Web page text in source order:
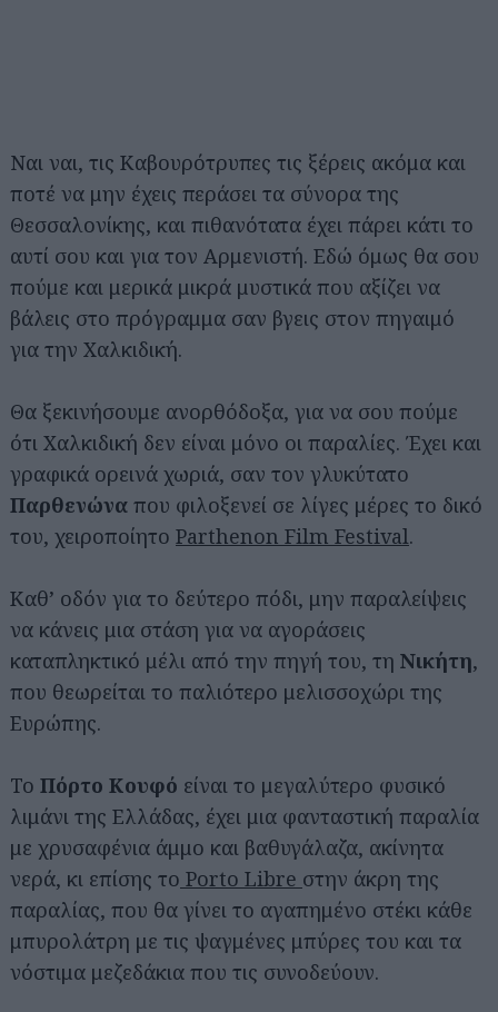
Ναι ναι, τις Καβουρότρυπες τις ξέρεις ακόμα και
ποτέ να μην έχεις περάσει τα σύνορα της
Θεσσαλονίκης, και πιθανότατα έχει πάρει κάτι το
αυτί σου και για τον Αρμενιστή. Εδώ όμως θα σου
πούμε και μερικά μικρά μυστικά που αξίζει να
βάλεις στο πρόγραμμα σαν βγεις στον πηγαιμό
για την Χαλκιδική.
Θα ξεκινήσουμε ανορθόδοξα, για να σου πούμε
ότι Χαλκιδική δεν είναι μόνο οι παραλίες. Έχει και
γραφικά ορεινά χωριά, σαν τον γλυκύτατο
Παρθενώνα που φιλοξενεί σε λίγες μέρες το δικό
του, χειροποίητο Parthenon Film Festival.
Καθ’ οδόν για το δεύτερο πόδι, μην παραλείψεις
να κάνεις μια στάση για να αγοράσεις
καταπληκτικό μέλι από την πηγή του, τη Νικήτη,
που θεωρείται το παλιότερο μελισσοχώρι της
Ευρώπης.
Το Πόρτο Κουφό είναι το μεγαλύτερο φυσικό
λιμάνι της Ελλάδας, έχει μια φανταστική παραλία
με χρυσαφένια άμμο και βαθυγάλαζα, ακίνητα
νερά, κι επίσης το Porto Libre στην άκρη της
παραλίας, που θα γίνει το αγαπημένο στέκι κάθε
μπυρολάτρη με τις ψαγμένες μπύρες του και τα
νόστιμα μεζεδάκια που τις συνοδεύουν.